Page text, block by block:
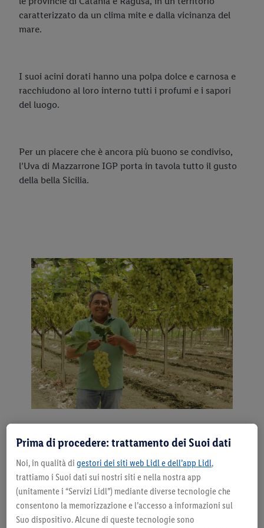
Carota di Ispica IGP
Nettarina di Romagna IGP
Frutta e Verdura - Firmato dagli Agricoltori Italiani
FDAI - Pesche Gialle
FDAI - Pomodori Datterini
FDAI - Arance Navel
FDAI - Avocado dell'Etna
FDAI - Ciliegino di Capo Passero
FDAI - Patate degli Ausoni
FDAI - Nettarine della piana di Sibari
FDAI - Angurie di Terracina
FDAI - Melone
FDAI - Uva
Parole di Qualità - Italiamo
caratterizzato da un clima mite e dalla vicinanza del
mare.
I suoi acini dorati hanno una polpa dolce e carnosa e
racchiudono al loro interno tutti i profumi e i sapori
del luogo.
Per un piacere che è ancora più buono se condiviso,
l’Uva di Mazzarrone IGP porta in tavola tutto il gusto
della bella Sicilia.
commerciale dell’Azienda Colleroni, ci raccontano le
origini di un’azienda innovativa:
“La nostra azienda è nata all’inizio degli anni ’90 a
Pedagaggi, in provincia di Siracusa, e da allora
Prima di procedere: trattamento dei Suoi dati
Noi, in qualità di gestori dei siti web Lidl e dell’app Lidl,
trattiamo i Suoi dati sui nostri siti e nella nostra app
(unitamente i “Servizi Lidl”) mediante diverse tecnologie che
consentono la memorizzazione e l’accesso a informazioni sul
Suo dispositivo. Alcune di queste tecnologie sono